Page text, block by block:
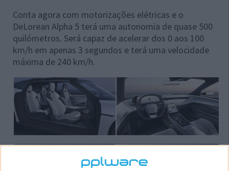
Conta agora com motorizações elétricas e o
DeLorean Alpha 5 terá uma autonomia de quase 500
quilómetros. Será capaz de acelerar dos 0 aos 100
km/h em apenas 3 segundos e terá uma velocidade
máxima de 240 km/h.